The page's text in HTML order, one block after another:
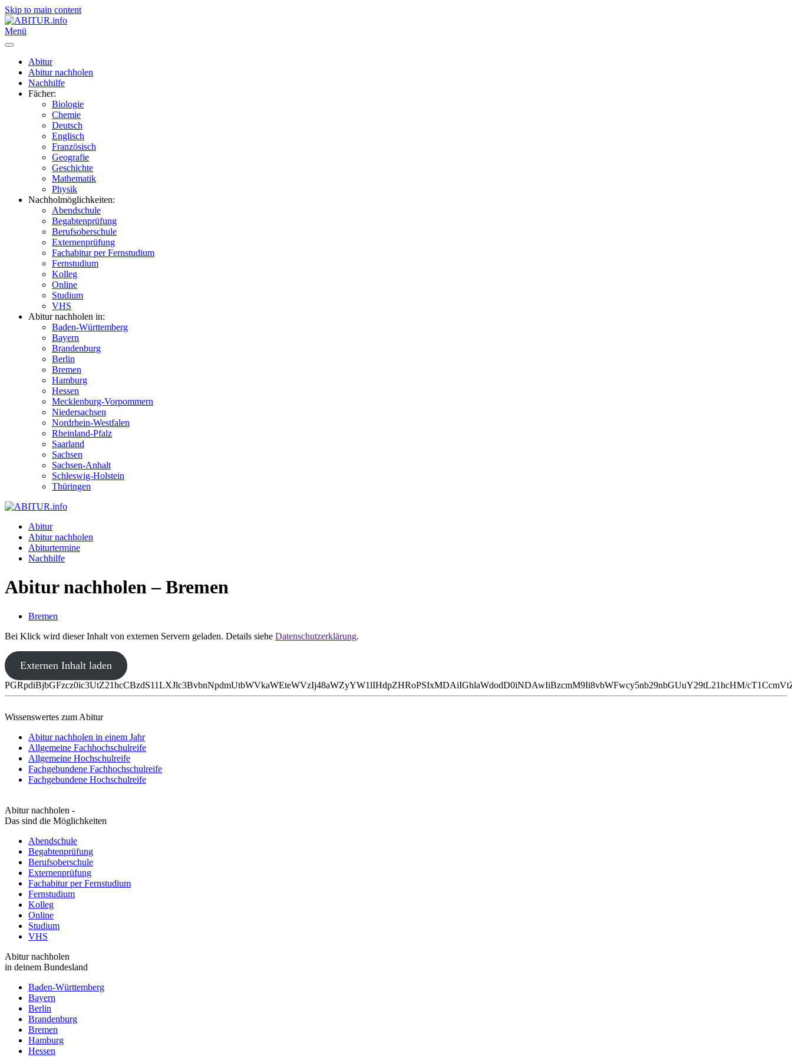
Skip to main content
Menü
Abitur
Abitur nachholen
Nachhilfe
Fächer:
Biologie
Chemie
Deutsch
Englisch
Französisch
Geografie
Geschichte
Mathematik
Physik
Nachholmöglichkeiten:
Abendschule
Begabtenprüfung
Berufsoberschule
Externenprüfung
Fachabitur per Fernstudium
Fernstudium
Kolleg
Online
Studium
VHS
Abitur nachholen in:
Baden-Württemberg
Bayern
Brandenburg
Berlin
Bremen
Hamburg
Hessen
Mecklenburg-Vorpommern
Niedersachsen
Nordrhein-Westfalen
Rheinland-Pfalz
Saarland
Sachsen
Sachsen-Anhalt
Schleswig-Holstein
Thüringen
Abitur
Abitur nachholen
Abiturtermine
Nachhilfe
Abitur nachholen – Bremen
Bremen
Bei Klick wird dieser Inhalt von externen Servern geladen. Details siehe Datenschutzerklärung.
Externen Inhalt laden
PGRpdiBjbGFzcz0ic3UtZ21hcCBzdS11LXJlc3BvbnNpdmUtbWVkaWEteWVzIj48aWZyYW1lIHdpZHRoPSIxMDAiIGhlaWdodD0iNDAwIiBzcmM9Ii8vbWFwcy5nb29nbGUuY29tL21hcHM/
Wissenswertes zum Abitur
Abitur nachholen in einem Jahr
Allgemeine Fachhochschulreife
Allgemeine Hochschulreife
Fachgebundene Fachhochschulreife
Fachgebundene Hochschulreife
Abitur nachholen -
Das sind die Möglichkeiten
Abendschule
Begabtenprüfung
Berufsoberschule
Externenprüfung
Fachabitur per Fernstudium
Fernstudium
Kolleg
Online
Studium
VHS
Abitur nachholen
in deinem Bundesland
Baden-Württemberg
Bayern
Berlin
Brandenburg
Bremen
Hamburg
Hessen